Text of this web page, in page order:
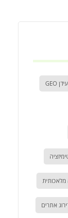
מלאכותית
אתרים